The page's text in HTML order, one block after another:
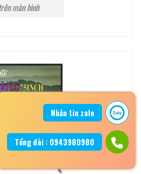
màn hình
Nhắn tin zalo
Tổng đài : 0943980980